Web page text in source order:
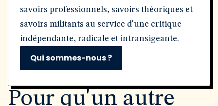
savoirs professionnels, savoirs théoriques et
savoirs militants au service d'une critique
indépendante, radicale et intransigeante.
Qui sommes-nous ?
Pour qu'un autre